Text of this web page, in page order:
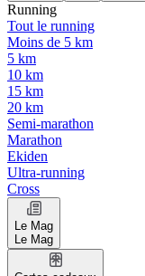
Running
Tout le running
Moins de 5 km
5 km
10 km
15 km
20 km
Semi-marathon
Marathon
Ekiden
Ultra-running
Cross
Le Mag
Le Mag